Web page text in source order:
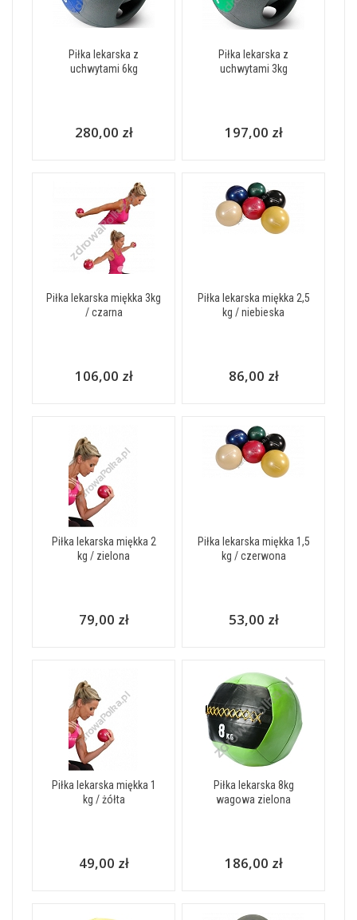
Piłka lekarska z
uchwytami 6kg
280,00 zł
Piłka lekarska z
uchwytami 3kg
197,00 zł
Piłka lekarska miękka 3kg
/ czarna
106,00 zł
Piłka lekarska miękka 2,5
kg / niebieska
86,00 zł
Piłka lekarska miękka 2
kg / zielona
79,00 zł
Piłka lekarska miękka 1,5
kg / czerwona
53,00 zł
Piłka lekarska miękka 1
kg / żółta
49,00 zł
Piłka lekarska 8kg
wagowa zielona
186,00 zł